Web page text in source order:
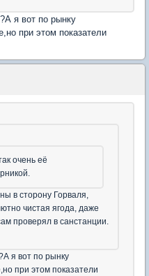
я вот по рынку
при этом показатели
очень её
в сторону Горваля,
чистая ягода, даже
проверял в санстанции.
я вот по рынку
при этом показатели